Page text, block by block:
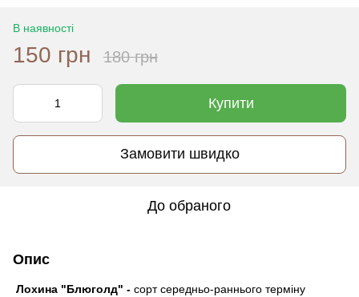
В наявності
150 грн 180 грн
Купити
Замовити швидко
До обраного
Опис
Лохина "Блюголд" - сорт середньо-раннього терміну